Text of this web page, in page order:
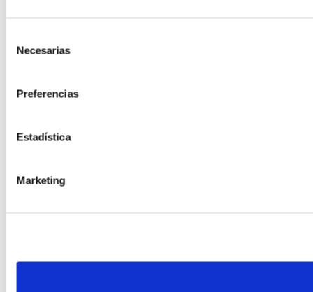
Necesarias
Preferencias
Estadística
Marketing